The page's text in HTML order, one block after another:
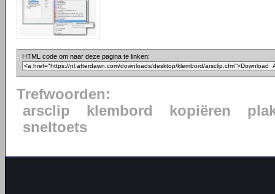
HTML code om naar deze pagina te linken:
Trefwoorden:
arsclip
klembord kopiëren
sneltoets